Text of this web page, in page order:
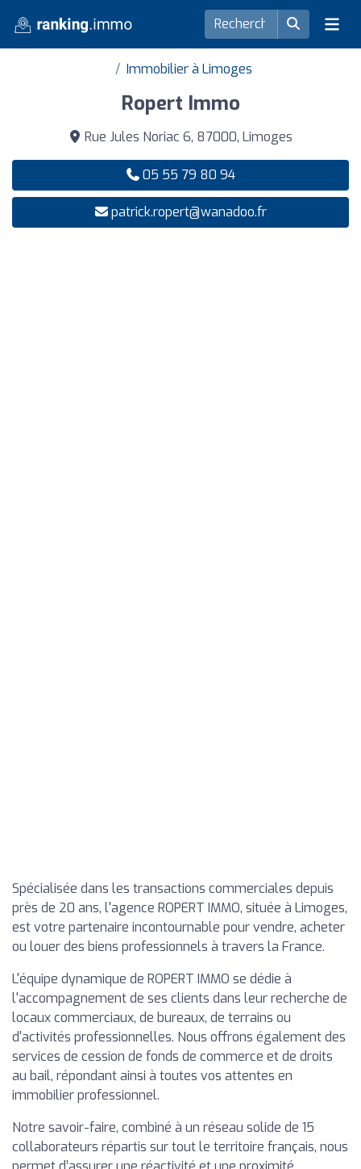
Immobilier à Limoges
Ropert Immo
Rue Jules Noriac 6, 87000, Limoges
05 55 79 80 94
patrick.ropert@wanadoo.fr
Spécialisée dans les transactions commerciales depuis
près de 20 ans, l'agence ROPERT IMMO, située à Limoges,
est votre partenaire incontournable pour vendre, acheter
ou louer des biens professionnels à travers la France.
L'équipe dynamique de ROPERT IMMO se dédie à
l'accompagnement de ses clients dans leur recherche de
locaux commerciaux, de bureaux, de terrains ou
d'activités professionnelles. Nous offrons également des
services de cession de fonds de commerce et de droits
au bail, répondant ainsi à toutes vos attentes en
immobilier professionnel.
Notre savoir-faire, combiné à un réseau solide de 15
collaborateurs répartis sur tout le territoire français, nous